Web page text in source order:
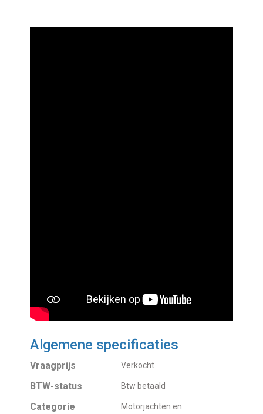
Algemene specificaties
Vraagprijs Verkocht
BTW-status Btw betaald
Categorie
Motorjachten en